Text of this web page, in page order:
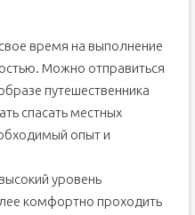
время на выполнение
Можно отправиться
путешественника
спасать местных
опыт и
уровень
комфортно проходить